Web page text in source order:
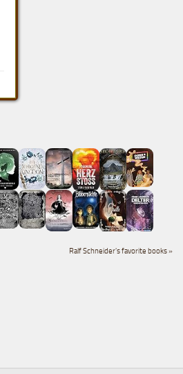
Ralf Schneider's favorite books »